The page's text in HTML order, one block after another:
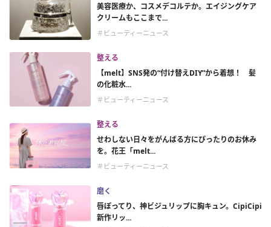
美容医療か、コスメデコルテか。エイジングケア
クリームもここまで...
＃ビューティーニュース
整える
【melt】SNS発の“付け替えDIY”から着想！ 髪
の化粧水...
＃ビューティーニュース
整える
せわしない日々をがんばる方にぴったりのお休み
を。花王「melt...
＃ビューティーニュース
磨く
唇ぽってり、神ビジュリップに胸キュン。CipiCipi
新作リッ...